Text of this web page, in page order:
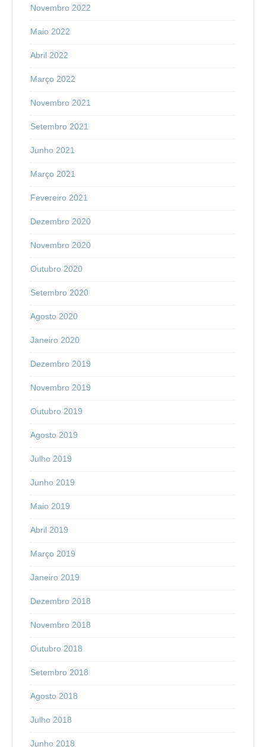
Novembro 2022
Maio 2022
Abril 2022
Março 2022
Novembro 2021
Setembro 2021
Junho 2021
Março 2021
Fevereiro 2021
Dezembro 2020
Novembro 2020
Outubro 2020
Setembro 2020
Agosto 2020
Janeiro 2020
Dezembro 2019
Novembro 2019
Outubro 2019
Agosto 2019
Julho 2019
Junho 2019
Maio 2019
Abril 2019
Março 2019
Janeiro 2019
Dezembro 2018
Novembro 2018
Outubro 2018
Setembro 2018
Agosto 2018
Julho 2018
Junho 2018